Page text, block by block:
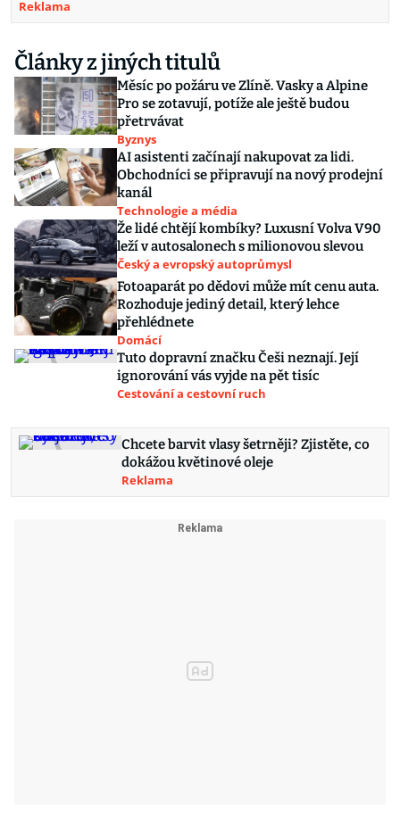
Reklama
Články z jiných titulů
Měsíc po požáru ve Zlíně. Vasky a Alpine
Pro se zotavují, potíže ale ještě budou
přetrvávat
Byznys
AI asistenti začínají nakupovat za lidi.
Obchodníci se připravují na nový prodejní
kanál
Technologie a média
Že lidé chtějí kombíky? Luxusní Volva V90
leží v autosalonech s milionovou slevou
Český a evropský autoprůmysl
Fotoaparát po dědovi může mít cenu auta.
Rozhoduje jediný detail, který lehce
přehlédnete
Domácí
Tuto dopravní značku Češi neznají. Její
ignorování vás vyjde na pět tisíc
Cestování a cestovní ruch
Chcete barvit vlasy šetrněji? Zjistěte, co
dokážou květinové oleje
Reklama